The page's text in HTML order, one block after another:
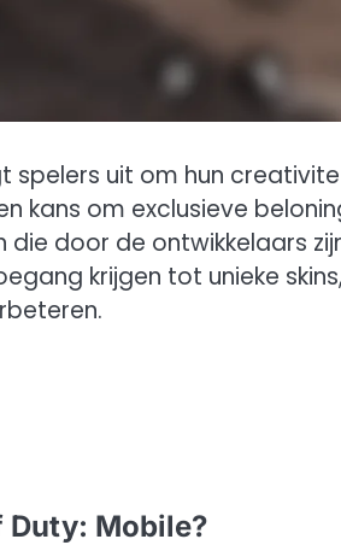
spelers uit om hun
kans om exclusieve
door de ontwikkelaars
krijgen tot unieke
Duty: Mobile?